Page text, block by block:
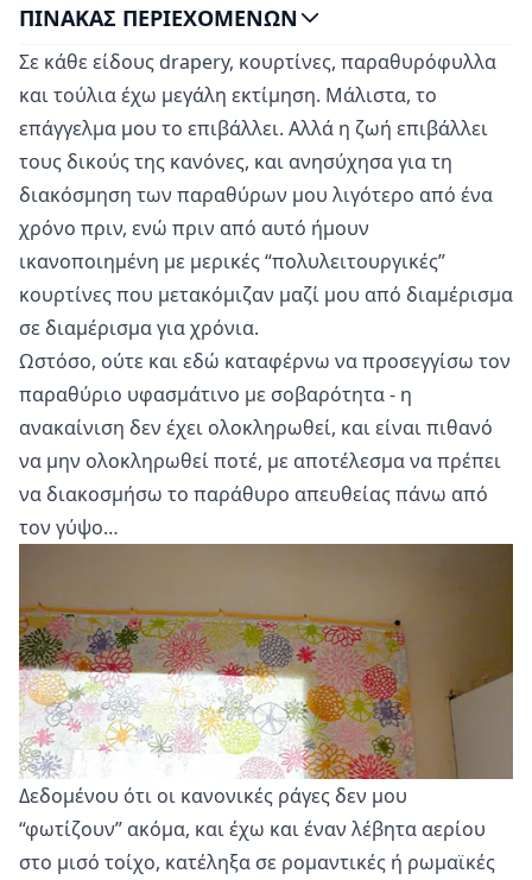
Σε κάθε είδους drapery, κουρτίνες, παραθυρόφυλλα
και τούλια έχω μεγάλη εκτίμηση. Μάλιστα, το
επάγγελμα μου το επιβάλλει. Αλλά η ζωή επιβάλλει
τους δικούς της κανόνες, και ανησύχησα για τη
διακόσμηση των παραθύρων μου λιγότερο από ένα
χρόνο πριν, ενώ πριν από αυτό ήμουν
ικανοποιημένη με μερικές “πολυλειτουργικές”
κουρτίνες που μετακόμιζαν μαζί μου από διαμέρισμα
σε διαμέρισμα για χρόνια.
Ωστόσο, ούτε και εδώ καταφέρνω να προσεγγίσω τον
παραθύριο υφασμάτινο με σοβαρότητα - η
ανακαίνιση δεν έχει ολοκληρωθεί, και είναι πιθανό
να μην ολοκληρωθεί ποτέ, με αποτέλεσμα να πρέπει
να διακοσμήσω το παράθυρο απευθείας πάνω από
τον γύψο…
Δεδομένου ότι οι κανονικές ράγες δεν μου
“φωτίζουν” ακόμα, και έχω και έναν λέβητα αερίου
στο μισό τοίχο, κατέληξα σε ρομαντικές ή ρωμαϊκές
ΠΊΝΑΚΑΣ ΠΕΡΙΕΧΟΜΈΝΩΝ